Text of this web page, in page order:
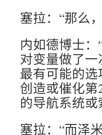
塞拉：“那么
内如德博士
对变量做了
最有可能的
创造或催化
的导航系统或
塞拉：“而泽